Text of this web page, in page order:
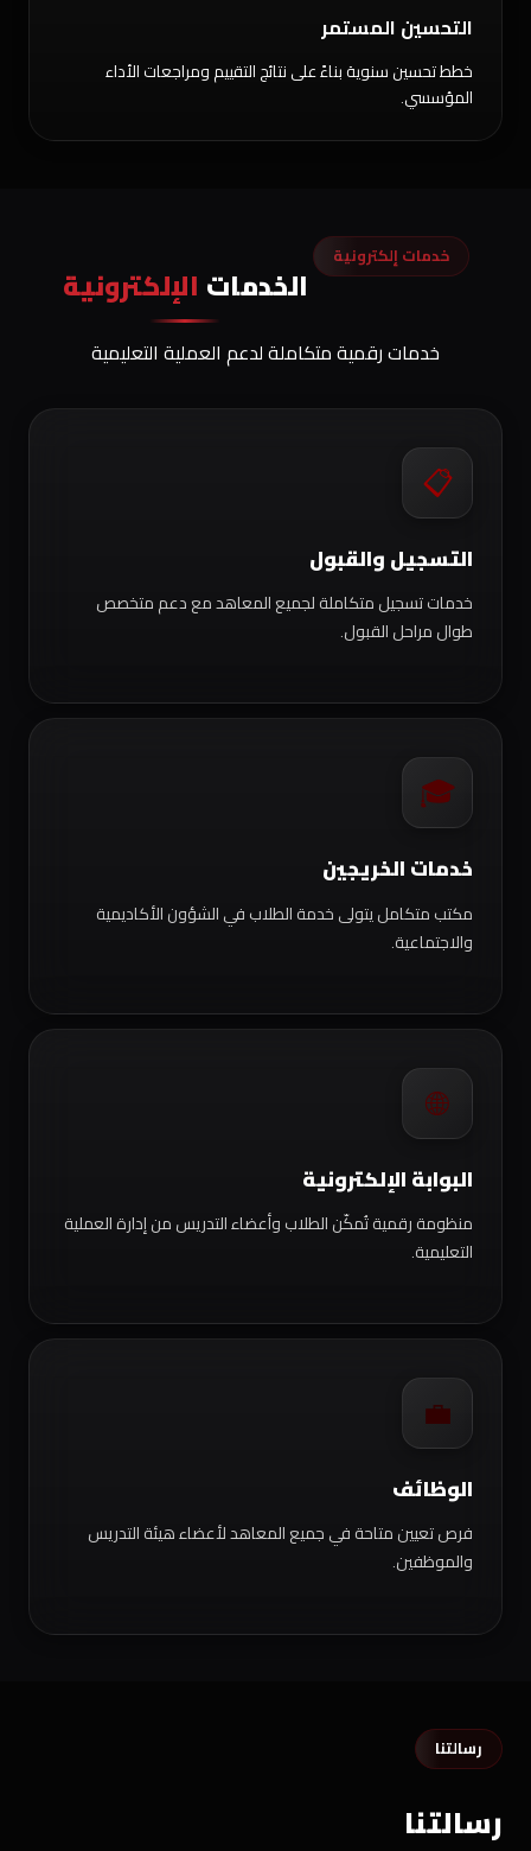
التحسين المستمر
خطط تحسين سنوية بناءً على نتائج التقييم ومراجعات الأداء
المؤسسي.
خدمات إلكترونية
الخدمات الإلكترونية
خدمات رقمية متكاملة لدعم العملية التعليمية
📋
التسجيل والقبول
خدمات تسجيل متكاملة لجميع المعاهد مع دعم متخصص
طوال مراحل القبول.
🎓
خدمات الخريجين
مكتب متكامل يتولى خدمة الطلاب في الشؤون الأكاديمية
والاجتماعية.
🌐
البوابة الإلكترونية
منظومة رقمية تُمكّن الطلاب وأعضاء التدريس من إدارة العملية
التعليمية.
💼
الوظائف
فرص تعيين متاحة في جميع المعاهد لأعضاء هيئة التدريس
والموظفين.
رسالتنا
رسالتنا